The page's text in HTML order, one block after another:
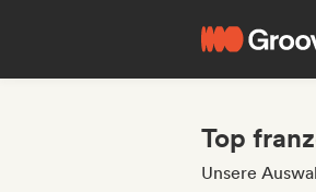
Top
Unsere